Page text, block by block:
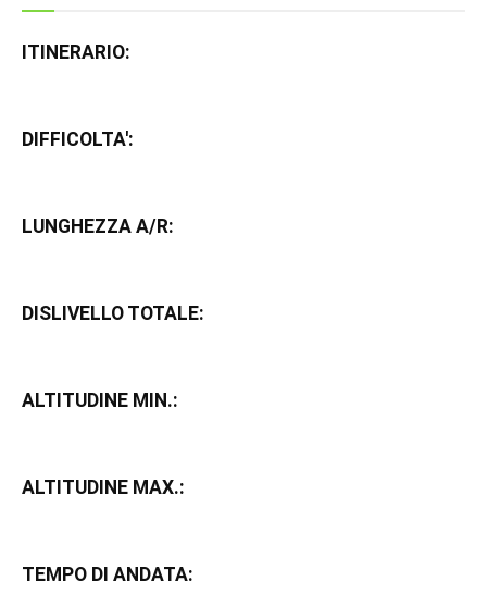
ITINERARIO:
DIFFICOLTA':
LUNGHEZZA A/R:
DISLIVELLO TOTALE:
ALTITUDINE MIN.:
ALTITUDINE MAX.:
TEMPO DI ANDATA: